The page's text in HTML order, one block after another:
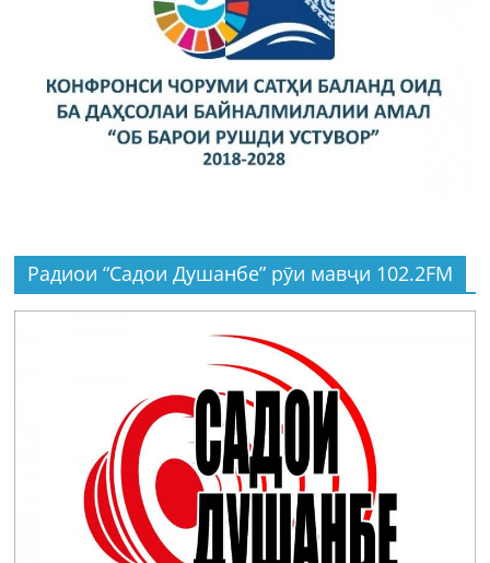
Радиои “Садои Душанбе” рӯи мавҷи 102.2FM